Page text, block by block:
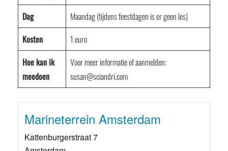
Dag
Maandag (tijdens feestdagen is er geen les)
Kosten
1 euro
Hoe kan ik
meedoen
Voor meer informatie of aanmelden:
susan@sciandri.com
Marineterrein Amsterdam
Kattenburgerstraat 7